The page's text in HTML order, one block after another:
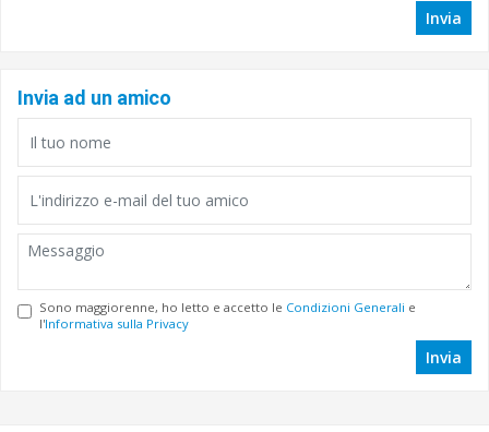
Invia
Invia ad un amico
Sono maggiorenne, ho letto e accetto le Condizioni Generali e
l'Informativa sulla Privacy
Invia